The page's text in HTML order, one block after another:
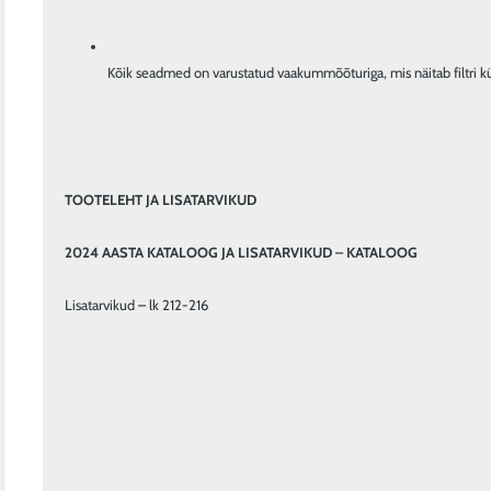
Kõik seadmed on varustatud vaakummõõturiga, mis näitab filtri
TOOTELEHT JA LISATARVIKUD
2024 AASTA KATALOOG JA LISATARVIKUD – KATALOOG
Lisatarvikud – lk 212-216